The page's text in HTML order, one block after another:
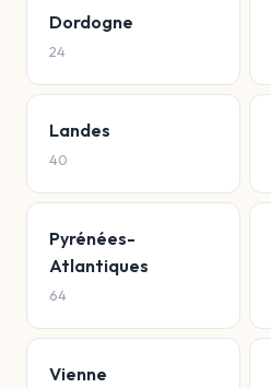
Dordogne
24
Landes
40
Pyrénées-
Atlantiques
64
Vienne